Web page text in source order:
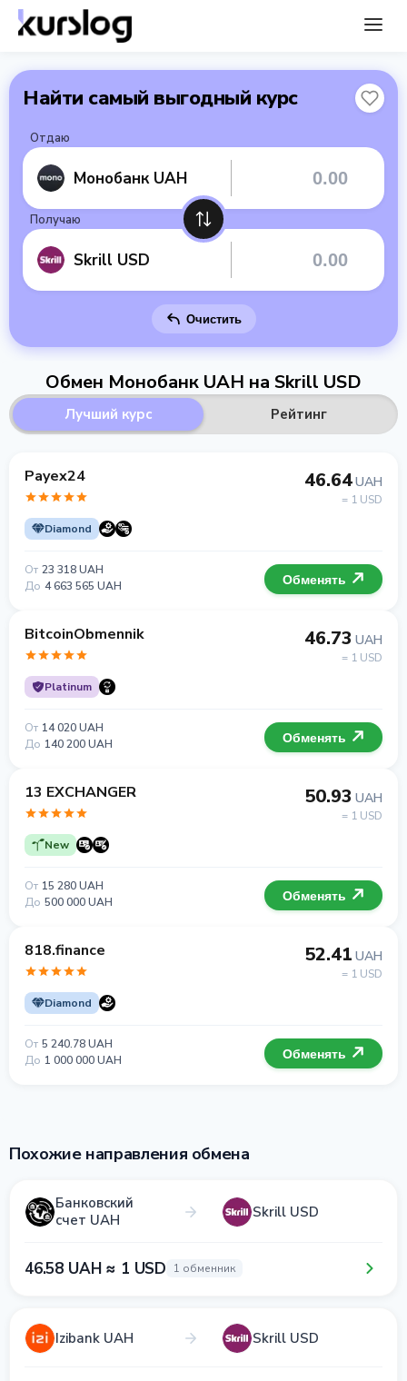
Найти самый выгодный курс
Отдаю
Монобанк UAH
Получаю
Skrill USD
Очистить
Обмен Монобанк UAH на Skrill USD
Лучший курс Рейтинг
Payex24
Diamond
46.64UAH
= 1 USD
От 23 318 UAH
До 4 663 565 UAH Обменять
BitcoinObmennik
Platinum
46.73 UAH
= 1 USD
От 14 020 UAH
До 140 200 UAH Обменять
13 EXCHANGER
New
50.93 UAH
= 1 USD
От 15 280 UAH
До 500 000 UAH Обменять
818.finance
Diamond
52.41 UAH
= 1 USD
От 5 240.78 UAH
До 1 000 000 UAH Обменять
Похожие направления обмена
Банковский
счет UAH
Skrill USD
46.58 UAH ≈ 1 USD 1 обменник
Izibank UAH Skrill USD